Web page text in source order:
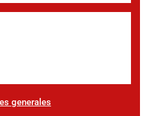
generales